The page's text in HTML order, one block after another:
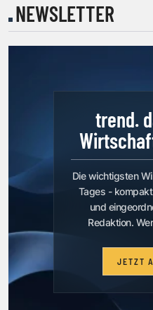
NEWSLETTER
trend.
Die wichtigsten
Tages -
und
Redaktion.
JETZT